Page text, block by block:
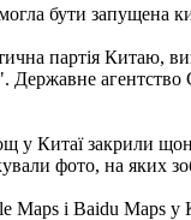
бути запущена
партія Китаю,
агентство
у Китаї закрили
фото, на яких
Maps і Baidu Maps у